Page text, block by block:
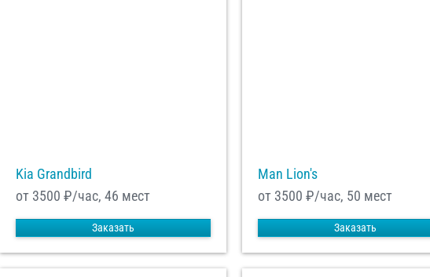
Kia Grandbird
от 3500 ₽/час, 46 мест
Заказать
Man Lion's
от 3500 ₽/час, 50 мест
Заказать